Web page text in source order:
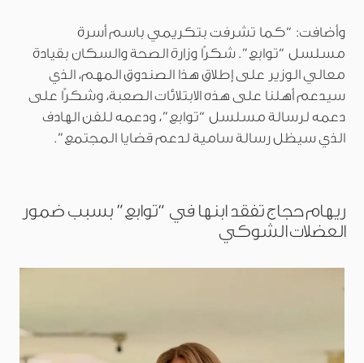
وأضافت: “كما تشرفت بتكريمي باسم أسرة
مسلسل “توابع”. شكرًا وزارة الصحة والسكان بقيادة
معالي الوزير على إطلاق هذا الصندوق المهم، الذي
سيدعم أهلنا على هذه الابتلائات الصعبة، وشكرًا على
دعمه لرسالة مسلسل “توابع”، ودعمه للفن الهادف
الذي سيظل رسالة سامية لدعم قضايا المجتمع”.
ريهام حجاج تفقد ابنها في “توابع” بسبب ضمور
العضلات الشوكي